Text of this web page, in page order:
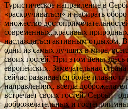
Туристическое направление в
«раскручиваться» и набирать
множество
современных, красивых
наслаждаться активным отдыхом.
одни из самых лучших в мире,
своих гостей. При этом цены здесь
европейских. Замечательная
сейчас развивается более плавно
направлениях, всегда
встречает своих гостей. Сербы –
доброжелательных и